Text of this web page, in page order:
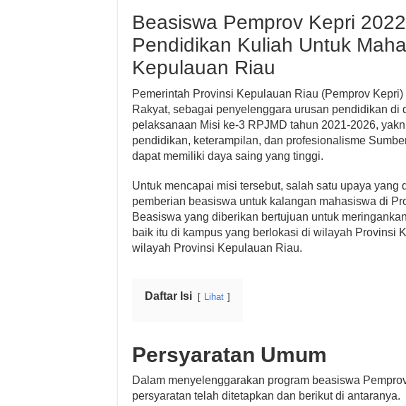
Beasiswa Pemprov Kepri
Pendidikan Kuliah Untuk
Kepulauan Riau
Pemerintah Provinsi Kepulauan Riau (Pemprov
Rakyat, sebagai penyelenggara urusan pendidikan di
pelaksanaan Misi ke-3 RPJMD tahun 2021-2026,
pendidikan, keterampilan, dan profesionalisme
dapat memiliki daya saing yang tinggi.
Untuk mencapai misi tersebut, salah satu upaya yang
pemberian beasiswa untuk kalangan mahasiswa di
Beasiswa yang diberikan bertujuan untuk
baik itu di kampus yang berlokasi di wilayah Provinsi
wilayah Provinsi Kepulauan Riau.
Daftar Isi Lihat
Persyaratan Umum
Dalam menyelenggarakan program beasiswa
persyaratan telah ditetapkan dan berikut di antaranya.